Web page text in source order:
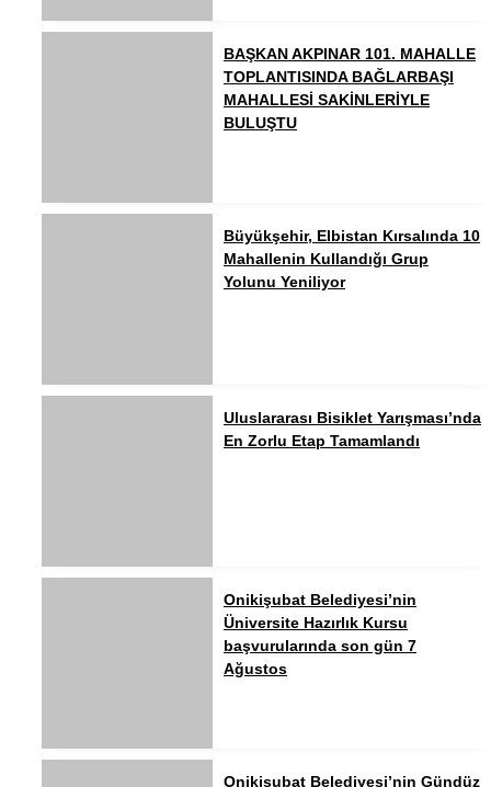
BAŞKAN AKPINAR 101. MAHALLE
TOPLANTISINDA BAĞLARBAŞI
MAHALLESİ SAKİNLERİYLE
BULUŞTU
Büyükşehir, Elbistan Kırsalında 10
Mahallenin Kullandığı Grup
Yolunu Yeniliyor
Uluslararası Bisiklet Yarışması’nda
En Zorlu Etap Tamamlandı
Onikişubat Belediyesi’nin
Üniversite Hazırlık Kursu
başvurularında son gün 7
Ağustos
Onikişubat Belediyesi’nin Gündüz